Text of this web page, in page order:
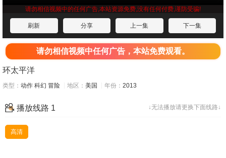
请勿相信视频中的任何广告,本站资源免费,没有任何付费,谨防受骗!
刷新 分享 上一集 下一集
请勿相信视频中任何广告，本站免费观看。
环太平洋
类型： 动作 科幻 冒险 地区： 美国 年份： 2013
↓无法播放请更换下面线路↓
播放线路 1
高清